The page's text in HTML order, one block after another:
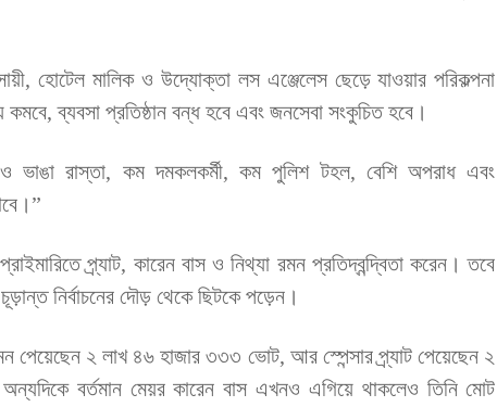
হোটেল মালিক ও উদ্যোক্তা লস এঞ্জেলেস ছেড়ে যাওয়ার পরিকল্পনা
ব্যবসা প্রতিষ্ঠান বন্ধ হবে এবং জনসেবা সংকুচিত হবে।
রাস্তা, কম দমকলকর্মী, কম পুলিশ টহল, বেশি অপরাধ এবং
প্র্যাট, কারেন বাস ও নিথ্যা রমন প্রতিদ্বন্দ্বিতা করেন। তবে
নির্বাচনের দৌড় থেকে ছিটকে পড়েন।
পেয়েছেন ২ লাখ ৪৬ হাজার ৩৩৩ ভোট, আর স্পেন্সার প্র্যাট পেয়েছেন ২
বর্তমান মেয়র কারেন বাস এখনও এগিয়ে থাকলেও তিনি মোট